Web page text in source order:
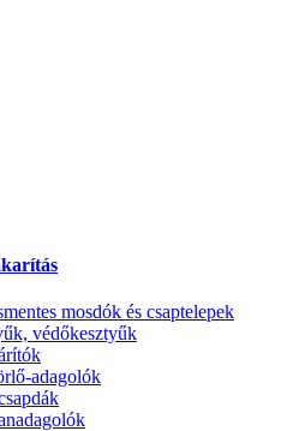
mosdók és csaptelepek
védőkesztyűk
adagolók